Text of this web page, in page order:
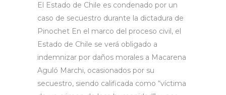
El Estado de Chile es condenado por un
caso de secuestro durante la dictadura de
Pinochet En el marco del proceso civil, el
Estado de Chile se verá obligado a
indemnizar por daños morales a Macarena
Aguló Marchi, ocasionados por su
secuestro, siendo calificada como “víctima